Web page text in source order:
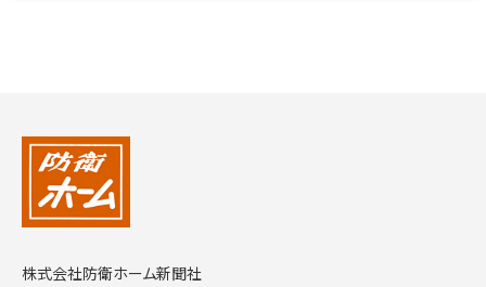
株式会社防衛ホーム新聞社